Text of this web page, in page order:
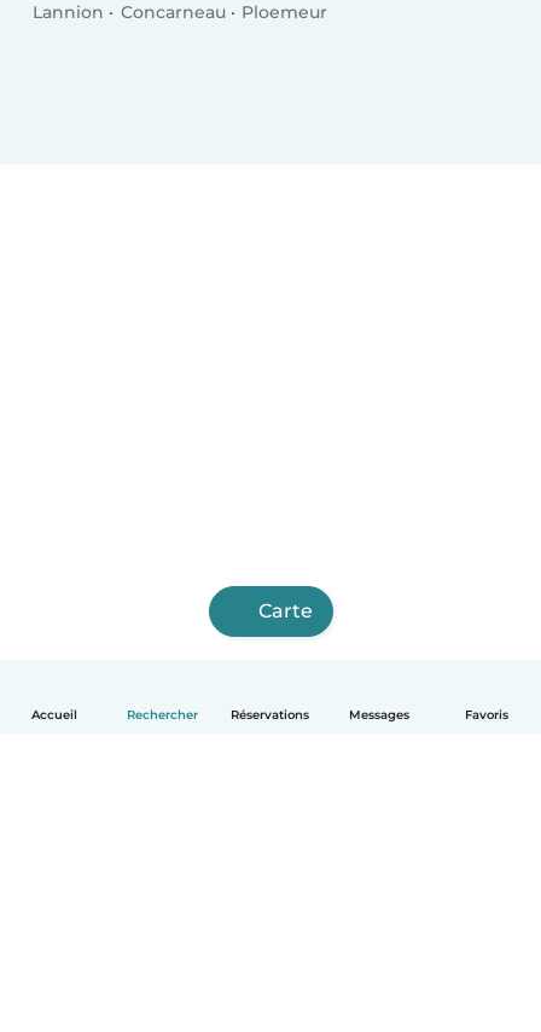
Accueil Rechercher Réservations Messages Favoris
Lannion
Concarneau Ploemeur
Carte